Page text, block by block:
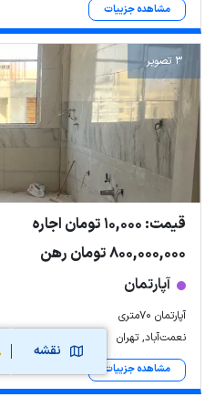
نقشه
مشاهده جزییات
3 تصویر
قیمت: 10,000 تومان اجاره
800,000,000 تومان رهن
آپارتمان
آپارتمان ۷۰متری
نعمت‌آباد, تهران
مشاهده جزییات